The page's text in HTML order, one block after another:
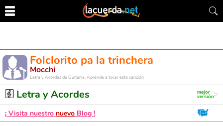
Folclorito pa la trinchera
Mocchi
Letra y Acordes de Guitarra. Aprende a tocar esta canción
Letra y Acordes
¡ Visita nuestro nuevo Blog !